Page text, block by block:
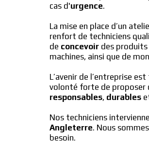
cas d'urgence.
La mise en place d’un
renfort de techniciens
de concevoir des produits
machines, ainsi que de
L’avenir de l’entreprise
responsables, durables
Nos techniciens
Angleterre. Nous
besoin.